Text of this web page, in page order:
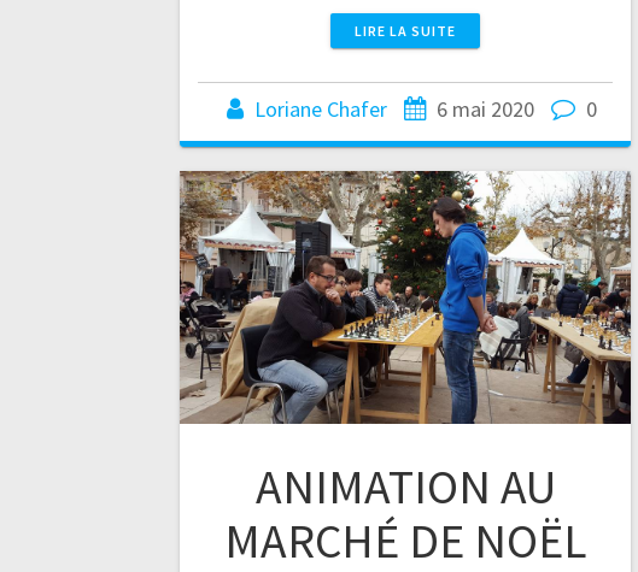
LIRE LA SUITE
Loriane Chafer 6 mai 2020 0
ANIMATION AU
MARCHÉ DE NOËL